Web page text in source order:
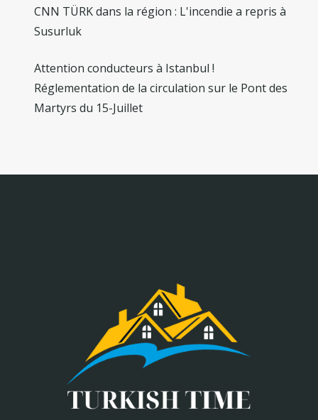
CNN TÜRK dans la région : L'incendie a repris à
Susurluk
Attention conducteurs à Istanbul !
Réglementation de la circulation sur le Pont des
Martyrs du 15-Juillet